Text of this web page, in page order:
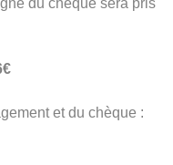
et du chèque :